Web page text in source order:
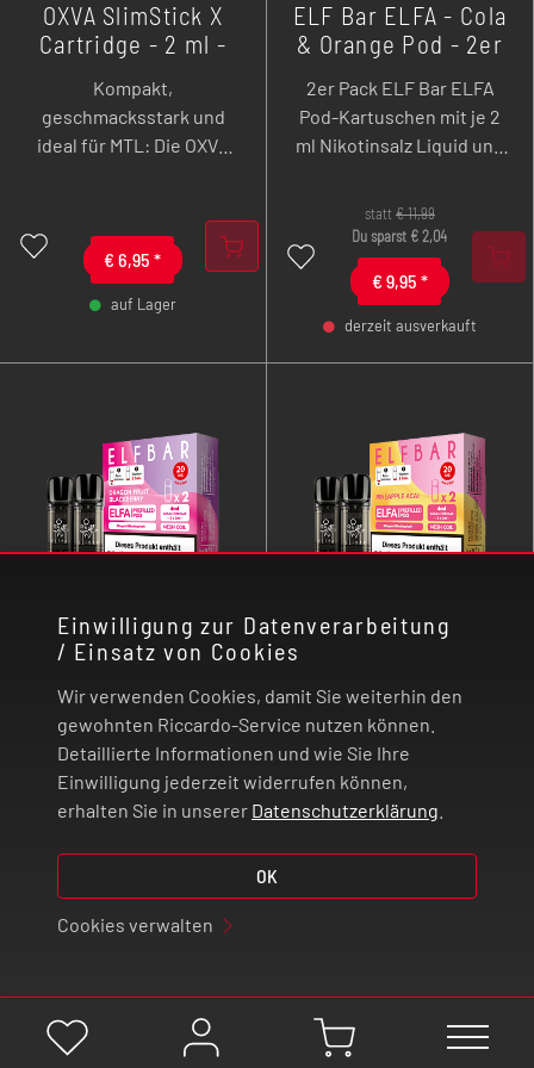
Einwilligung zur Datenverarbeitung
/ Einsatz von Cookies
Wir verwenden Cookies, damit Sie weiterhin den
gewohnten Riccardo-Service nutzen können.
Detaillierte Informationen und wie Sie Ihre
Einwilligung jederzeit widerrufen können,
erhalten Sie in unserer Datenschutzerklärung
OK
Cookies verwalten
€ 6,95 *
auf Lager
OXVA SlimStick X
Cartridge - 2 ml -
Kompakt,
geschmacksstark und
ideal für MTL: Die OXVA
NicSalt Liquids ausgelegt
und bietet mit 2 ml
Füllvolumen, praktischem
Topfill und magnetischem
für den Alltag. Das 2er
Pack eignet sich perfekt
für ein sauberes,
angenehmes und
zigarettenähnliches
- +
statt€11,99
Du sparst € 2,04
€ 9,95 *
derzeit ausverkauft
ELF Bar ELFA - Cola
& Orange Pod - 2er
2er Pack ELF Bar ELFA
Pod-Kartuschen mit je 2
ml Nikotinsalz Liquid und
spritziger Cola und
fruchtiger Orange.
- +
Du sparst€2,04
auf Lager
(0)
ELF Bar ELFA -
Dragon Fruit
Blackberry Pod -
2er Pack
Die sanfte Süße der
Drachenfrucht trifft auf
die aromatische Säure
vollmundig.
+
Du sparst€2,04
auf Lager
ELF Bar ELFA -
Pineapple Acai Pod
- 2er Pack
Tropisch, fruchtig und
leicht herb. Ananas und
Acai vereinen sich zu